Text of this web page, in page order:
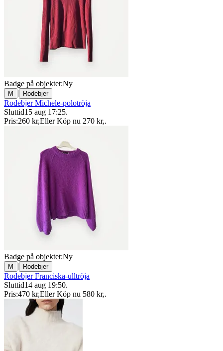
Badge på objektet:Ny
M | Rodebjer
Rodebjer Michele-polotröja
Sluttid15 aug 17:25.
Pris:260 kr,Eller Köp nu 270 kr,.
Badge på objektet:Ny
M | Rodebjer
Rodebjer Franciska-ulltröja
Sluttid14 aug 19:50.
Pris:470 kr,Eller Köp nu 580 kr,.